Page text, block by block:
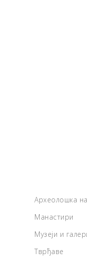
Археолошка
Манастири
Музеји и
Тврђаве